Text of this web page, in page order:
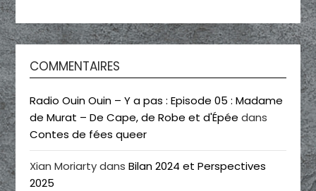
COMMENTAIRES
Radio Ouin Ouin – Y a pas : Episode 05 : Madame
de Murat – De Cape, de Robe et d'Épée dans
Contes de fées queer
Xian MoriartydansBilan 2024 et Perspectives
2025